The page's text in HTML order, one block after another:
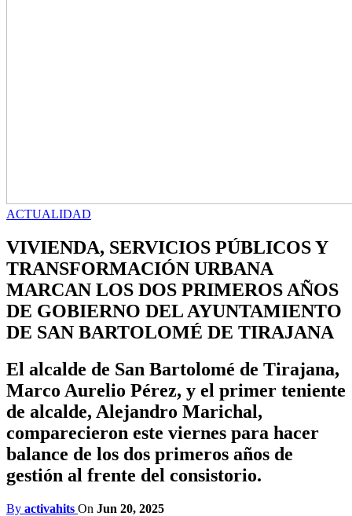
ACTUALIDAD
VIVIENDA, SERVICIOS PÚBLICOS Y
TRANSFORMACIÓN URBANA
MARCAN LOS DOS PRIMEROS AÑOS
DE GOBIERNO DEL AYUNTAMIENTO
DE SAN BARTOLOMÉ DE TIRAJANA
El alcalde de San Bartolomé de Tirajana,
Marco Aurelio Pérez, y el primer teniente
de alcalde, Alejandro Marichal,
comparecieron este viernes para hacer
balance de los dos primeros años de
gestión al frente del consistorio.
By activahits On Jun 20, 2025